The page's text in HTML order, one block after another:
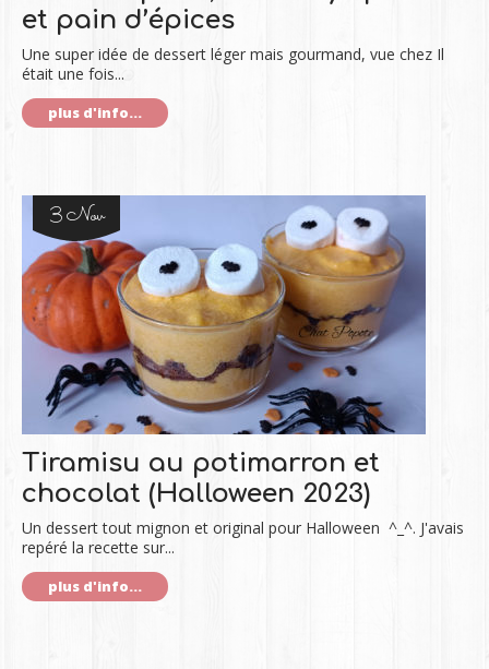
et pain d’épices
Une super idée de dessert léger mais gourmand, vue chez Il
était une fois...
plus d'info...
3 Nov
Tiramisu au potimarron et
chocolat (Halloween 2023)
Un dessert tout mignon et original pour Halloween ^_^. J'avais
repéré la recette sur...
plus d'info...